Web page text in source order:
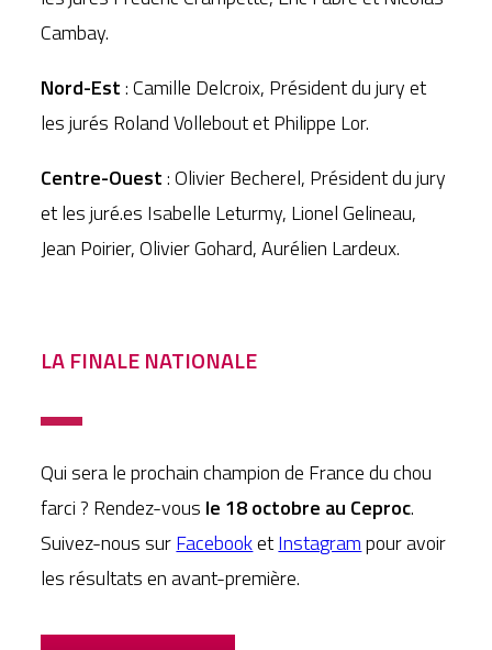
Cambay.
Nord-Est: Camille Delcroix, Président du jury et
les jurés Roland Vollebout et Philippe Lor.
Centre-Ouest: Olivier Becherel, Président du jury
et les juré.es Isabelle Leturmy, Lionel Gelineau,
Jean Poirier, Olivier Gohard, Aurélien Lardeux.
LA FINALE NATIONALE
Qui sera le prochain champion de France du chou
farci ? Rendez-vous le 18 octobre au Ceproc.
Suivez-nous surFacebooketInstagrampour avoir
les résultats en avant-première.